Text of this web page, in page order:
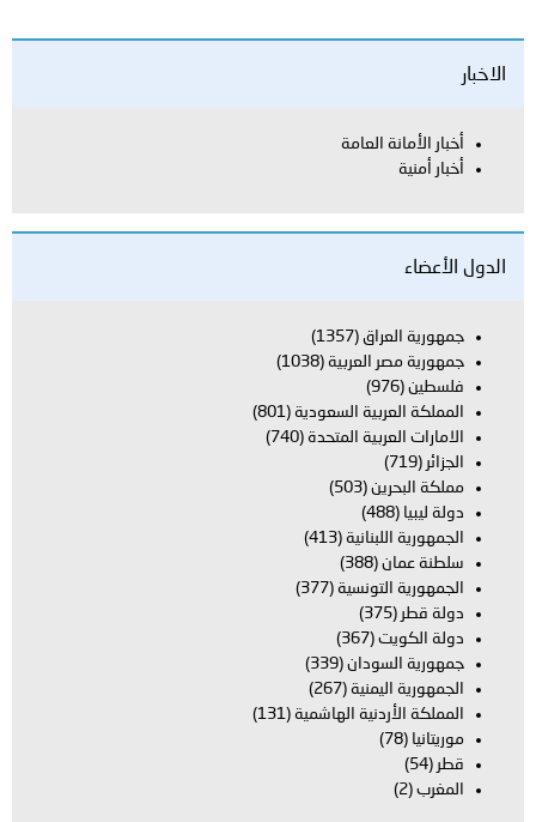
الاخبار
أخبار الأمانة العامة
أخبار أمنية
الدول الأعضاء
جمهورية العراق (1357)
جمهورية مصر العربية (1038)
فلسطين (976)
المملكة العربية السعودية (801)
الامارات العربية المتحدة (740)
الجزائر (719)
مملكة البحرين (503)
دولة ليبيا (488)
الجمهورية اللبنانية (413)
سلطنة عمان (388)
الجمهورية التونسية (377)
دولة قطر (375)
دولة الكويت (367)
جمهورية السودان (339)
الجمهورية اليمنية (267)
المملكة الأردنية الهاشمية (131)
موريتانيا (78)
قطر (54)
المغرب (2)